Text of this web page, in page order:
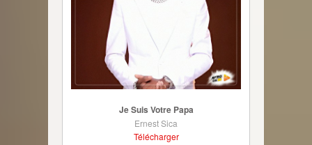
Je Suis Votre Papa
Ernest Sica
Télécharger